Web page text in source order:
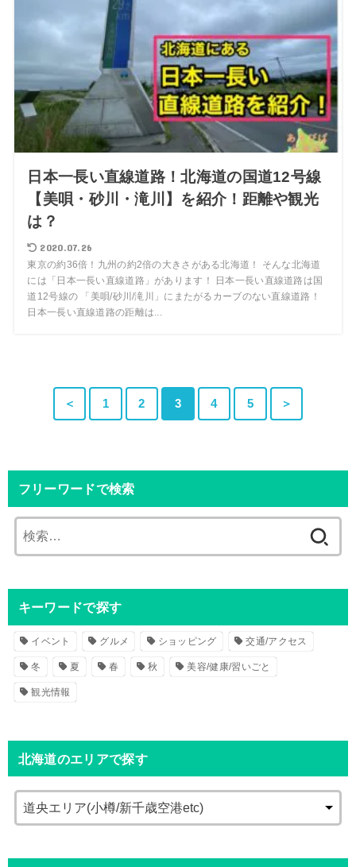
日本一長い直線道路！北海道の国道12号線
【美唄・砂川・滝川】を紹介！距離や観光
は？
2020.07.26
東京の約36倍！九州の約2倍の大きさがある北海道！ そんな北海道
には「日本一長い直線道路」があります！ 日本一長い直線道路は国
道12号線の 「美唄/砂川/滝川」にまたがるカーブのない直線道路！
日本一長い直線道路の距離は...
＜ 1 2 3 4 5 ＞
フリーワードで検索
索
キーワードで探す
イベント グルメ ショッピング 交通/アクセス
冬 夏 春 秋 美容/健康/習いごと
観光情報
北海道のエリアで探す